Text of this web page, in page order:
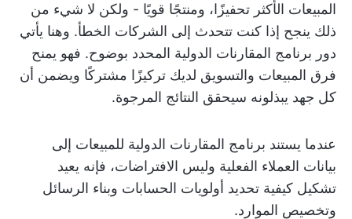
المبيعات الأكثر تحفيزًا، ومنتجًا قويًا - ولكن لا شيء من
ذلك ينجح إذا كنت تتحدث إلى الشركات الخطأ. وهنا يأتي
دور برنامج المقارنات الدولية المحدد بوضوح. فهو يمنح
فرق المبيعات والتسويق لديك تركيزًا مشتركًا ويضمن أن
كل جهد يبذلونه سيحقق النتائج المرجوة.
عندما يستند برنامج المقارنات الدولية للمبيعات إلى
بيانات العملاء الفعلية وليس الافتراضات، فإنه يعيد
تشكيل كيفية تحديد أولويات الحسابات وبناء الرسائل
وتخصيص الموارد.